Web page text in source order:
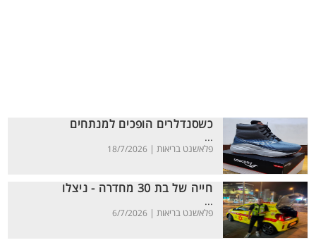
כשסנדלרים הופכים למנתחים
...
פלאשנט בריאות | 18/7/2026
חייה של בת 30 מחדרה - ניצלו
...
פלאשנט בריאות | 6/7/2026